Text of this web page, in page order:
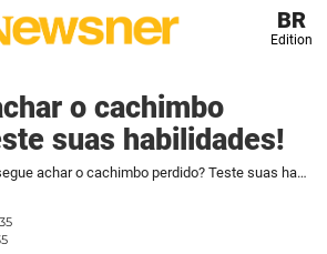
BR
Edition
o cachimbo
suas habilidades!
Consegue achar o cachimbo perdido? Teste suas habilidades!